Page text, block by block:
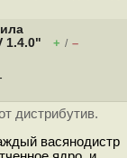
1.4.0"
+ / –
дистрибутив.
васянодистр